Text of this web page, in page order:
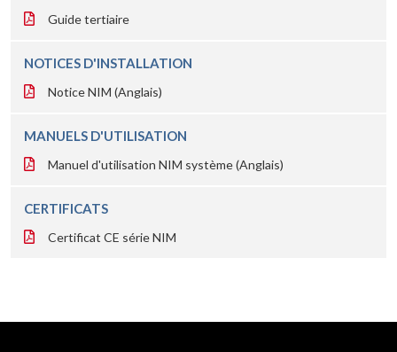
Guide tertiaire
NOTICES D'INSTALLATION
Notice NIM (Anglais)
MANUELS D'UTILISATION
Manuel d'utilisation NIM système (Anglais)
CERTIFICATS
Certificat CE série NIM